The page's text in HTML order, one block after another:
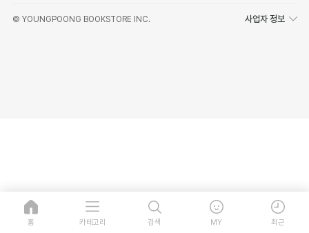
© YOUNGPOONG BOOKSTORE INC. 사업자 정보
홈 카테고리 검색 MY 최근